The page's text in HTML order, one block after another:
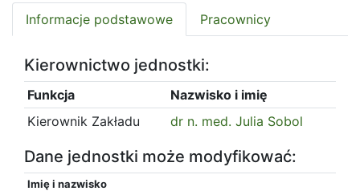
Informacje podstawowe Pracownicy
Kierownictwo jednostki:
Funkcja
Nazwisko i imię
Kierownik Zakładu
dr n. med. Julia Sobol
Dane jednostki może modyfikować:
Imię i nazwisko